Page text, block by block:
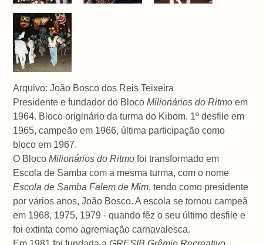
Arquivo: João Bosco dos Reis Teixeira
Presidente e fundador do BlocoMilionários do Ritmo em
1964. Bloco originário da turma do Kibom. 1º desfile em
1965, campeão em 1966, última participação como
bloco em 1967.
O BlocoMilionários do Ritmo foi transformado em
Escola de Samba com a mesma turma, com o nome
Escola de Samba Falem de Mim, tendo como presidente
por vários anos, João Bosco. A escola se tornou campeã
em 1968, 1975, 1979 - quando fêz o seu último desfile e
foi extinta como agremiação carnavalesca.